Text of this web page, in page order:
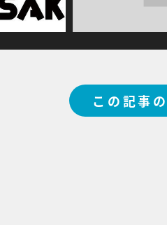
この記事